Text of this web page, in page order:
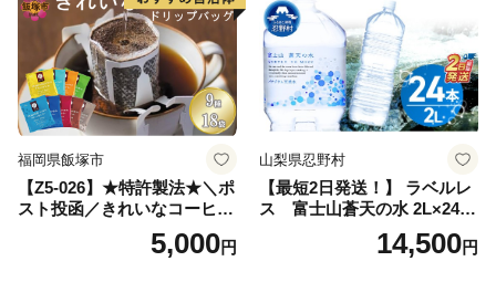
小分け お土産 お取り寄せ グ
ルメ 福岡 九州 福岡県 国産
日本 ふかむし茶 ふかむし 家
庭用 自宅用 ちゃ りょくちゃ
ふかむしちゃ 急須 甘み 川崎
町 送料無料
福岡県飯塚市
【Z5-026】★特許製法★＼ポ
スト投函／きれいなコーヒー
ドリップバッグ9種セット(18
袋)ゆうパケットでお届け！
5,000円
山梨県忍野村
【最短2日発送！】 ラベルレ
ス 富士山蒼天の水 2L×24本
（4ケース）※離島不可 天然
水 ミネラルウォーター 水 ペ
14,500円